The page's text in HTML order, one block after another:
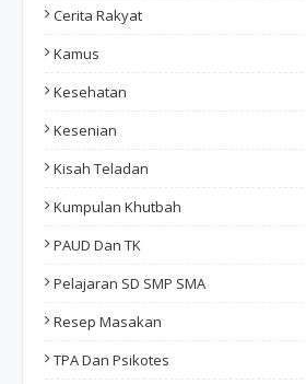
Cerita Rakyat
Kamus
Kesehatan
Kesenian
Kisah Teladan
Kumpulan Khutbah
PAUD Dan TK
Pelajaran SD SMP SMA
Resep Masakan
TPA Dan Psikotes